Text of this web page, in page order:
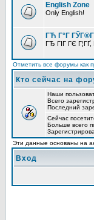
English Zone
Only English!
ГЋ Г°Г
ГЂ ГІГ ГЄ Г¦ГҐ,
Отметить все форумы как
Кто сейчас на
Наши
Всего
Последний
Сейчас
Больше всего
Эти данные основаны на
Вход